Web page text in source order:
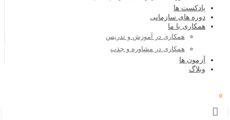
پادکست ها
دوره های سازمانی
همکاری با ما
همکاری در آموزش و تدریس
همکاری در مشاوره و جذب
آزمون ها
وبلاگ
0